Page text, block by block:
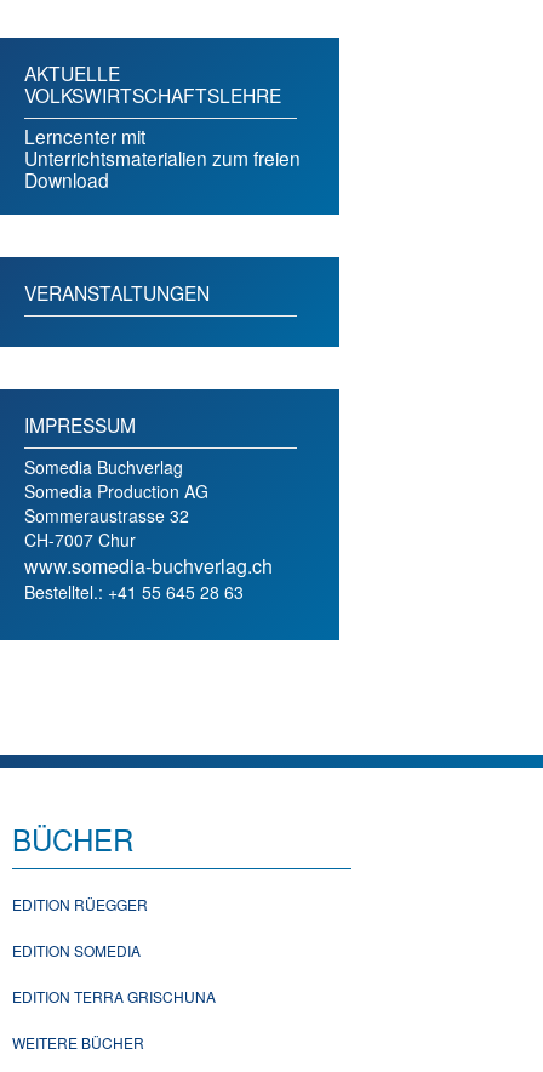
AKTUELLE
VOLKSWIRTSCHAFTSLEHRE
Lerncenter mit
Unterrichtsmaterialien zum freien
Download
VERANSTALTUNGEN
IMPRESSUM
Somedia Buchverlag
Somedia Production AG
Sommeraustrasse 32
CH-7007 Chur
www.somedia-buchverlag.ch
Bestelltel.: +41 55 645 28 63
BÜCHER
EDITION RÜEGGER
EDITION SOMEDIA
EDITION TERRA GRISCHUNA
WEITERE BÜCHER